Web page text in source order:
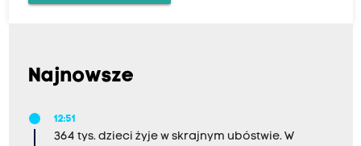
Najnowsze
12:51
364 tys. dzieci żyje w skrajnym ubóstwie. W